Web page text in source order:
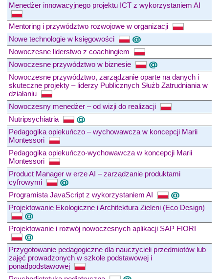
Menedżer innowacyjnego projektu ICT z wykorzystaniem AI
Mentoring i przywództwo rozwojowe w organizacji
Nowe technologie w księgowości
Nowoczesne liderstwo z coachingiem
Nowoczesne przywództwo w biznesie
Nowoczesne przywództwo, zarządzanie oparte na danych i
skuteczne projekty – liderzy Publicznych Służb Zatrudniania w
działaniu
Nowoczesny menedżer – od wizji do realizacji
Nutripsychiatria
Pedagogika opiekuńczo – wychowawcza w koncepcji Marii
Montessori
Pedagogika opiekuńczo-wychowawcza w koncepcji Marii
Montessori
Product Manager w erze AI – zarządzanie produktami
cyfrowymi
Programista JavaScript z wykorzystaniem AI
Projektowanie Ekologiczne i Architektura Zieleni (Eco Design)
Projektowanie i rozwój nowoczesnych aplikacji SAP FIORI
Przygotowanie pedagogiczne dla nauczycieli przedmiotów lub
zajęć prowadzonych w szkole podstawowej i
ponadpodstawowej